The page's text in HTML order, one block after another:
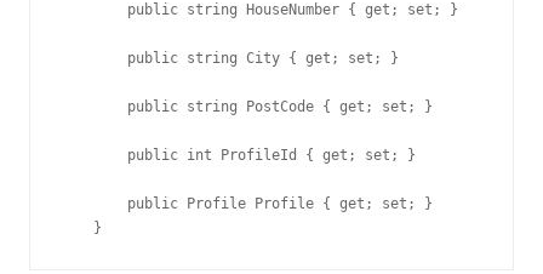
        public string HouseNumber { get; set; }
        public string City { get; set; }
        public string PostCode { get; set; }
        public int ProfileId { get; set; }
        public Profile Profile { get; set; }
    }